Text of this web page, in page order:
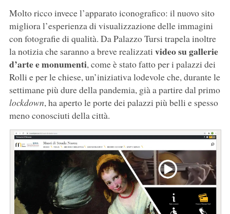
Molto ricco invece l’apparato iconografico: il nuovo sito
migliora l’esperienza di visualizzazione delle immagini
con fotografie di qualità. Da Palazzo Tursi trapela inoltre
la notizia che saranno a breve realizzati video su gallerie
d’arte e monumenti, come è stato fatto per i palazzi dei
Rolli e per le chiese, un’iniziativa lodevole che, durante le
settimane più dure della pandemia, già a partire dal primo
lockdown, ha aperto le porte dei palazzi più belli e spesso
meno conosciuti della città.